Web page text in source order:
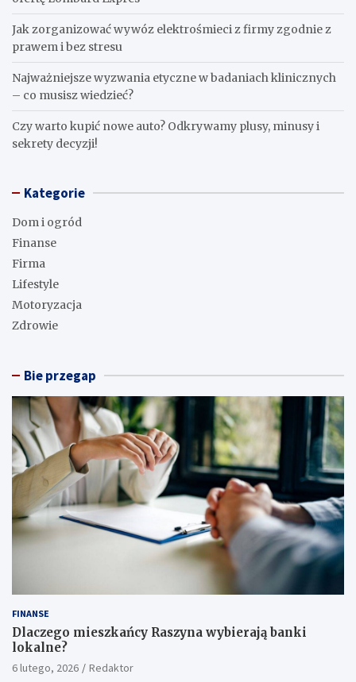
Jak zorganizować wywóz elektrośmieci z firmy zgodnie z
prawem i bez stresu
Najważniejsze wyzwania etyczne w badaniach klinicznych
– co musisz wiedzieć?
Czy warto kupić nowe auto? Odkrywamy plusy, minusy i
sekrety decyzji!
Kategorie
Dom i ogród
Finanse
Firma
Lifestyle
Motoryzacja
Zdrowie
Bie przegap
FINANSE
Dlaczego mieszkańcy Raszyna wybierają banki
lokalne?
6 lutego, 2026 Redaktor